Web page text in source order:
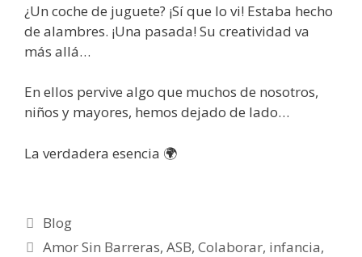
¿Un coche de juguete? ¡Sí que lo vi! Estaba hecho
de alambres. ¡Una pasada! Su creatividad va
más allá…
En ellos pervive algo que muchos de nosotros,
niños y mayores, hemos dejado de lado…
La verdadera esencia 🌍
Blog
Amor Sin Barreras,ASB,Colaborar, infancia,